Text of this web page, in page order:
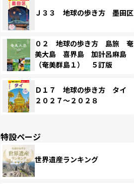
Ｊ３３ 地球の歩き方 墨田区
０２ 地球の歩き方 島旅 奄
美大島 喜界島 加計呂麻島
（奄美群島１） ５訂版
Ｄ１７ 地球の歩き方 タイ
２０２７～２０２８
特設ページ
世界遺産ランキング